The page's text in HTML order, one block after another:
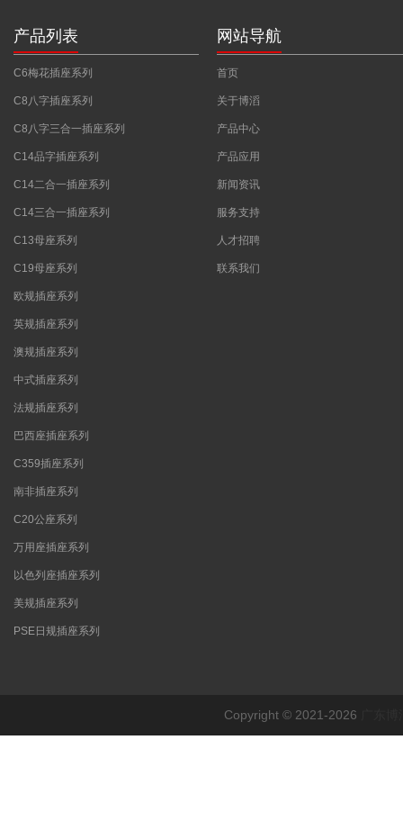
产品列表
C6梅花插座系列
C8八字插座系列
C8八字三合一插座系列
C14品字插座系列
C14二合一插座系列
C14三合一插座系列
C13母座系列
C19母座系列
欧规插座系列
英规插座系列
澳规插座系列
中式插座系列
法规插座系列
巴西座插座系列
C359插座系列
南非插座系列
C20公座系列
万用座插座系列
以色列座插座系列
美规插座系列
PSE日规插座系列
网站导航
首页
关于博滔
产品中心
产品应用
新闻资讯
服务支持
人才招聘
联系我们
Copyright © 2021-2026